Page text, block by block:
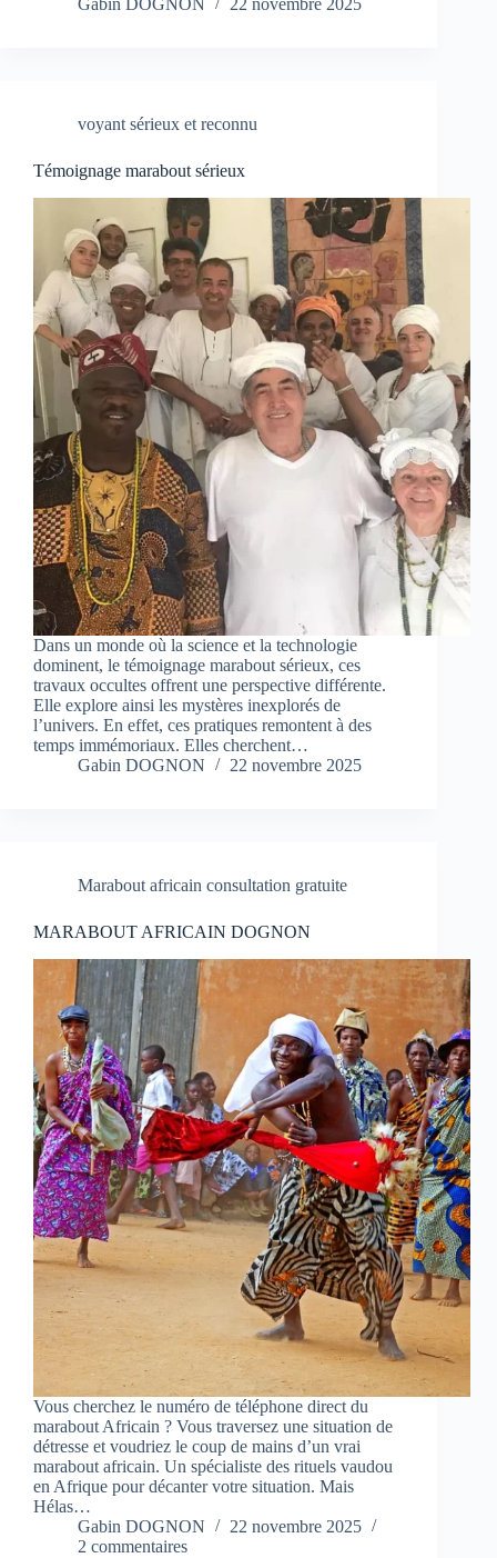
Gabin DOGNON 22 novembre 2025
voyant sérieux et reconnu
Témoignage marabout sérieux
Dans un monde où la science et la technologie
dominent, le témoignage marabout sérieux, ces
travaux occultes offrent une perspective différente.
Elle explore ainsi les mystères inexplorés de
l’univers. En effet, ces pratiques remontent à des
temps immémoriaux. Elles cherchent…
Gabin DOGNON
22 novembre 2025
Marabout africain consultation gratuite
MARABOUT AFRICAIN DOGNON
Vous cherchez le numéro de téléphone direct du
marabout Africain ? Vous traversez une situation de
détresse et voudriez le coup de mains d’un vrai
marabout africain. Un spécialiste des rituels vaudou
en Afrique pour décanter votre situation. Mais
Hélas…
Gabin DOGNON
22 novembre 2025
2 commentaires